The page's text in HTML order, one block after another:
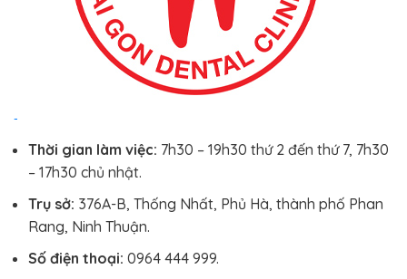
Thời gian làm việc: 7h30 – 19h30 thứ 2 đến thứ 7, 7h30
– 17h30 chủ nhật.
Trụ sở: 376A-B, Thống Nhất, Phủ Hà, thành phố Phan
Rang, Ninh Thuận.
Số điện thoại: 0964 444 999.